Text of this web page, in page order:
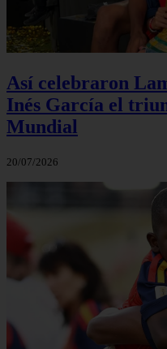
Así celebraron
Inés García el
Mundial
20/07/2026